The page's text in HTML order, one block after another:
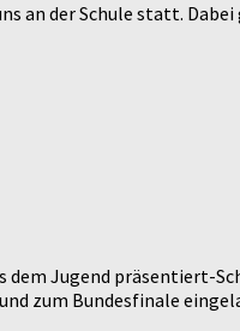
an der Schule statt.
dem Jugend
zum Bundesfinale